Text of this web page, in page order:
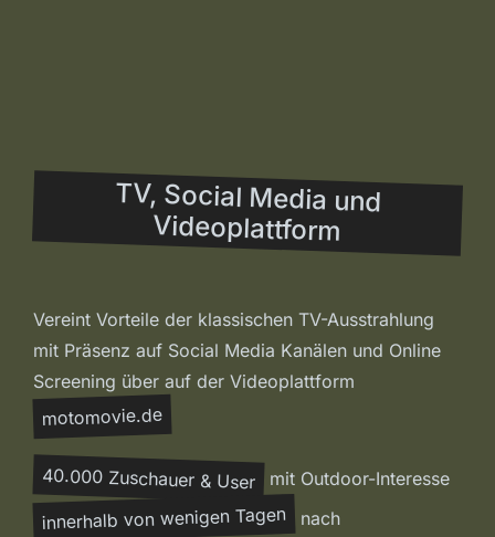
TV, Social Media und
Videoplattform
Vereint Vorteile der klassischen TV-Ausstrahlung
mit Präsenz auf Social Media Kanälen und Online
Screening über auf der Videoplattform
motomovie.de
40.000 Zuschauer & User mit Outdoor-Interesse
innerhalb von wenigen Tagen
nach